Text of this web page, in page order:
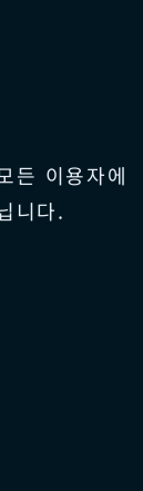
든 이용자에
니다.